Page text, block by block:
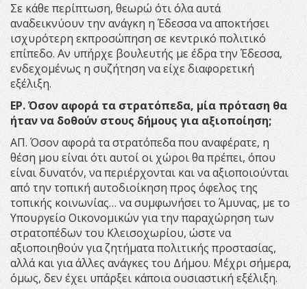
Σε κάθε περίπτωση, θεωρώ ότι όλα αυτά
αναδεικνύουν την ανάγκη η Έδεσσα να αποκτήσει
ισχυρότερη εκπροσώπηση σε κεντρικό πολιτικό
επίπεδο. Αν υπήρχε βουλευτής με έδρα την Έδεσσα,
ενδεχομένως η συζήτηση να είχε διαφορετική
εξέλιξη.
ΕΡ. Όσον αφορά τα στρατόπεδα, μία πρόταση θα
ήταν να δοθούν στους δήμους για αξιοποίηση;
ΑΠ. Όσον αφορά τα στρατόπεδα που αναφέρατε, η
θέση μου είναι ότι αυτοί οι χώροι θα πρέπει, όπου
είναι δυνατόν, να περιέρχονται και να αξιοποιούνται
από την τοπική αυτοδιοίκηση προς όφελος της
τοπικής κοινωνίας… να συμφωνήσει το Άμυνας, με το
Υπουργείο Οικονομικών για την παραχώρηση των
στρατοπέδων του Κλεισοχωρίου, ώστε να
αξιοποιηθούν για ζητήματα πολιτικής προστασίας,
αλλά και για άλλες ανάγκες του Δήμου. Μέχρι σήμερα,
όμως, δεν έχει υπάρξει κάποια ουσιαστική εξέλιξη.